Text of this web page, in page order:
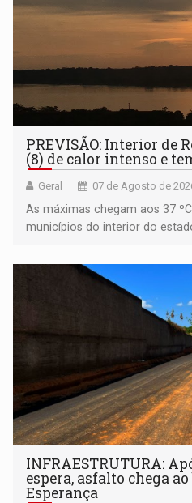
PREVISÃO: Interior de
(8) de calor intenso e
Geral 07 de Agosto de
As máximas chegam aos 37
municípios do interior do
INFRAESTRUTURA:
espera, asfalto chega
Esperança